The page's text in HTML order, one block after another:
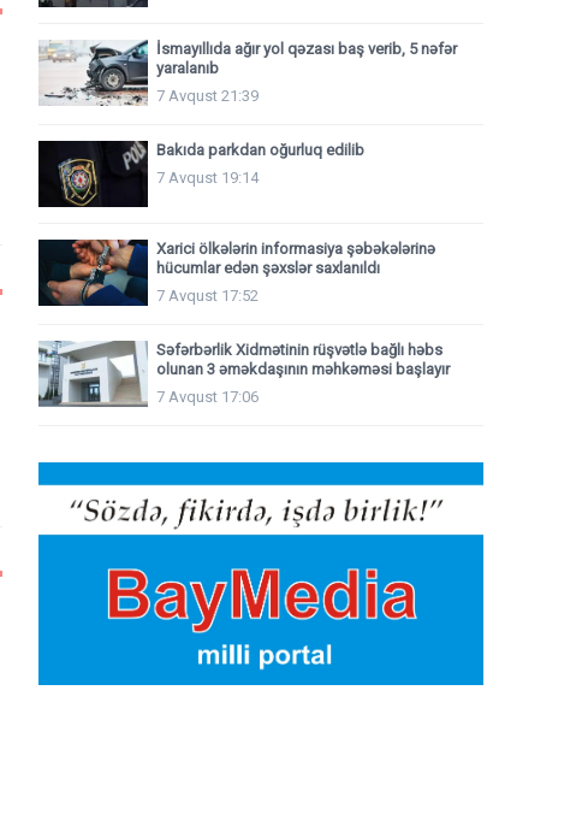
İsmayıllıda ağır yol qəzası baş verib, 5 nəfər
yaralanıb
7 Avqust 21:39
Bakıda parkdan oğurluq edilib
7 Avqust 19:14
Xarici ölkələrin informasiya şəbəkələrinə
hücumlar edən şəxslər saxlanıldı
7 Avqust 17:52
Səfərbərlik Xidmətinin rüşvətlə bağlı həbs
olunan 3 əməkdaşının məhkəməsi başlayır
7 Avqust 17:06